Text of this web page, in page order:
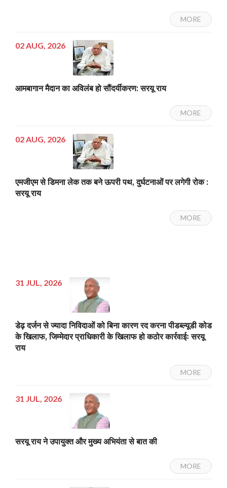
MORE
02 AUG, 2026
आमबागान मैदान का अविलंब हो सौंदर्यीकरण: सरयू राय
MORE
02 AUG, 2026
एमजीएम से डिमना लेक तक बने ऊपरी पथ, दुर्घटनाओं पर लगेगी रोक :
सरयू राय
MORE
31 JUL, 2026
डेढ़ दर्जन से ज्यादा निविदाओं को बिना कारण रद करना पीडब्ल्यूडी कोड
के खिलाफ, जिम्मेदार प्राधिकारी के खिलाफ हो कठोर कार्रवाईः सरयू
राय
MORE
31 JUL, 2026
सरयू राय ने उपायुक्त और मुख्य अभियंता से बात की
MORE